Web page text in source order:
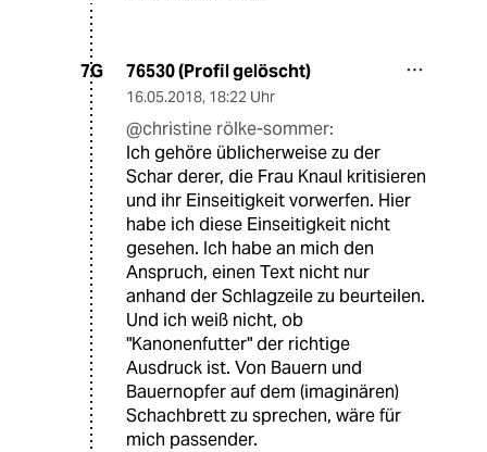
7G 76530 (Profil gelöscht)
16.05.2018, 18:22 Uhr
@christine rölke-sommer:
Ich gehöre üblicherweise zu der
Schar derer, die Frau Knaul kritisieren
und ihr Einseitigkeit vorwerfen. Hier
habe ich diese Einseitigkeit nicht
gesehen. Ich habe an mich den
Anspruch, einen Text nicht nur
anhand der Schlagzeile zu beurteilen.
Und ich weiß nicht, ob
"Kanonenfutter" der richtige
Ausdruck ist. Von Bauern und
Bauernopfer auf dem (imaginären)
Schachbrett zu sprechen, wäre für
mich passender.